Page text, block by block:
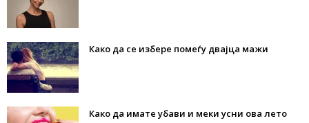
Како да се избере помеѓу двајца мажи
Како да имате убави и меки усни ова лето